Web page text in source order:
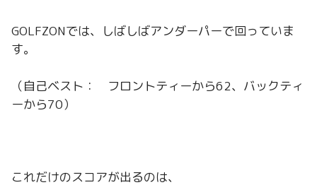
GOLFZONでは、しばしばアンダーパーで回っていま
す。
（自己ベスト： フロントティーから62、バックティ
ーから70）
これだけのスコアが出るのは、